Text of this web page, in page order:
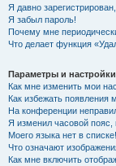
Я давно
Я забыл пароль!
Почему мне
Что делает функция
Параметры и
Как мне изменить мои
Как избежать появления
На конференции
Я изменил часовой пояс,
Моего языка нет в списке!
Что означают
Как мне включить